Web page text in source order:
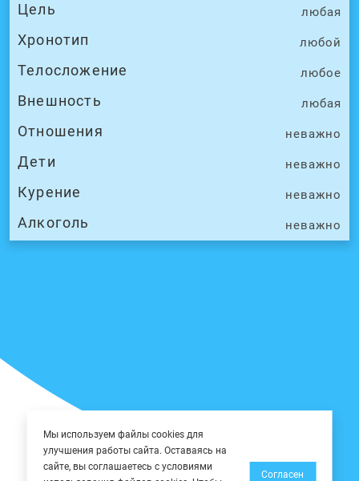
Цель любая
Хронотип любой
Телосложение любое
Внешность любая
Отношения неважно
Дети неважно
Курение неважно
Алкоголь неважно
Мы используем файлы cookies для
улучшения работы сайта. Оставаясь на
сайте, вы соглашаетесь с условиями
Согласен